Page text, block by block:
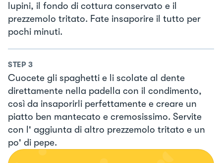
lupini, il fondo di cottura conservato e il
prezzemolo tritato. Fate insaporire il tutto per
pochi minuti.
STEP 3
Cuocete gli spaghetti e li scolate al dente
direttamente nella padella con il condimento,
così da insaporirli perfettamente e creare un
piatto ben mantecato e cremosissimo. Servite
con l' aggiunta di altro prezzemolo tritato e un
po' di pepe.